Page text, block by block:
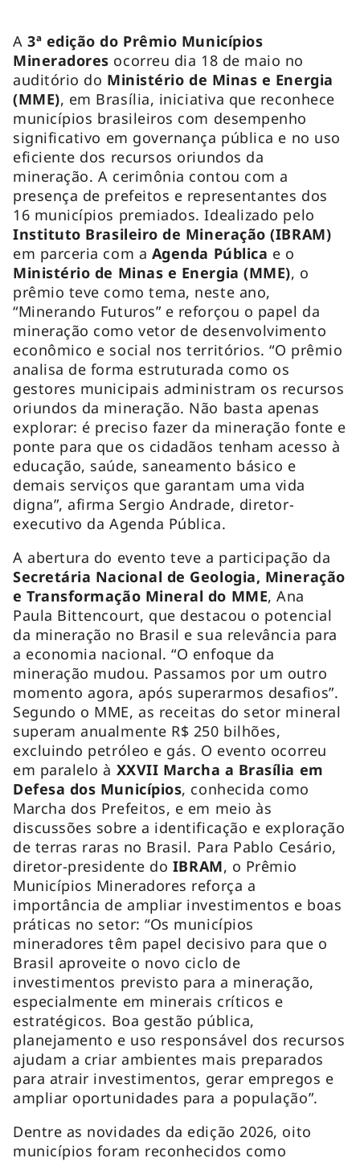
A3ª edição do Prêmio Municípios
Mineradores ocorreu dia 18 de maio no
auditório do Ministério de Minas e Energia
(MME), em Brasília, iniciativa que reconhece
municípios brasileiros com desempenho
significativo em governança pública e no uso
eficiente dos recursos oriundos da
mineração. A cerimônia contou com a
presença de prefeitos e representantes dos
16 municípios premiados. Idealizado pelo
Instituto Brasileiro de Mineração (IBRAM)
em parceria com a Agenda Pública e o
Ministério de Minas e Energia (MME), o
prêmio teve como tema, neste ano,
“Minerando Futuros” e reforçou o papel da
mineração como vetor de desenvolvimento
econômico e social nos territórios. “O prêmio
analisa de forma estruturada como os
gestores municipais administram os recursos
oriundos da mineração. Não basta apenas
explorar: é preciso fazer da mineração fonte e
ponte para que os cidadãos tenham acesso à
educação, saúde, saneamento básico e
demais serviços que garantam uma vida
digna”, afirma Sergio Andrade, diretor-
executivo da Agenda Pública.
A abertura do evento teve a participação da
Secretária Nacional de Geologia, Mineração
e Transformação Mineral do MME, Ana
Paula Bittencourt, que destacou o potencial
da mineração no Brasil e sua relevância para
a economia nacional. “O enfoque da
mineração mudou. Passamos por um outro
momento agora, após superarmos desafios”.
Segundo o MME, as receitas do setor mineral
superam anualmente R$ 250 bilhões,
excluindo petróleo e gás. O evento ocorreu
em paralelo à XXVII Marcha a Brasília em
Defesa dos Municípios, conhecida como
Marcha dos Prefeitos, e em meio às
discussões sobre a identificação e exploração
de terras raras no Brasil. Para Pablo Cesário,
diretor-presidente do IBRAM, o Prêmio
Municípios Mineradores reforça a
importância de ampliar investimentos e boas
práticas no setor: “Os municípios
mineradores têm papel decisivo para que o
Brasil aproveite o novo ciclo de
investimentos previsto para a mineração,
especialmente em minerais críticos e
estratégicos. Boa gestão pública,
planejamento e uso responsável dos recursos
ajudam a criar ambientes mais preparados
para atrair investimentos, gerar empregos e
ampliar oportunidades para a população”.
Dentre as novidades da edição 2026, oito
municípios foram reconhecidos como